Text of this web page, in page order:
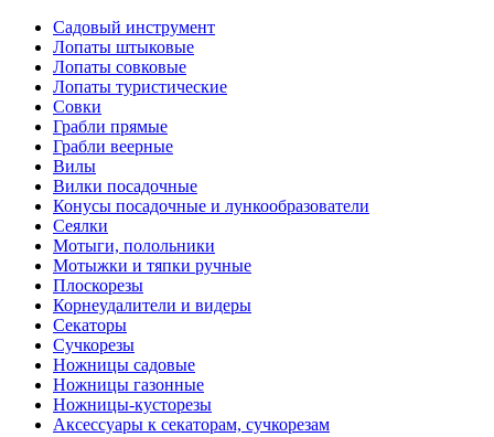
Садовый инструмент
Лопаты штыковые
Лопаты совковые
Лопаты туристические
Совки
Грабли прямые
Грабли веерные
Вилы
Вилки посадочные
Конусы посадочные и лункообразователи
Сеялки
Мотыги, полольники
Мотыжки и тяпки ручные
Плоскорезы
Корнеудалители и видеры
Секаторы
Сучкорезы
Ножницы садовые
Ножницы газонные
Ножницы-кусторезы
Аксессуары к секаторам, сучкорезам